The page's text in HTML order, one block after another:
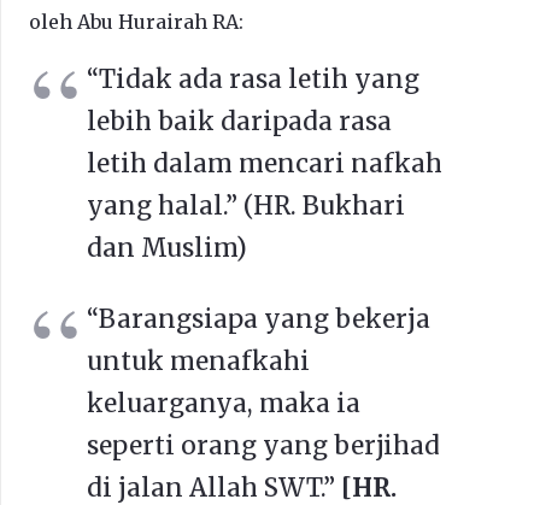
oleh Abu Hurairah RA:
“Tidak ada rasa letih yang
lebih baik daripada rasa
letih dalam mencari nafkah
yang halal.” (HR. Bukhari
dan Muslim)
“Barangsiapa yang bekerja
untuk menafkahi
keluarganya, maka ia
seperti orang yang berjihad
di jalan Allah SWT.” [HR.